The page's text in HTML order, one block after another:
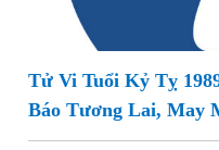
Tử Vi Tuổi Kỷ Tỵ
Báo Tương Lai, May